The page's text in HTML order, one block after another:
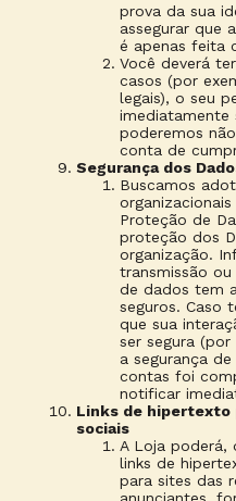
prova da sua
assegurar que
é apenas feita
Você deverá
casos (por
legais), o seu
imediatamente
poderemos
conta de
Segurança dos
Buscamos
Proteção de
proteção dos
organização.
transmissão
de dados tem
seguros. Caso
que sua
ser segura
a segurança
contas foi
notificar
Links de hipertexto
sociais
A Loja
links de
para sites das